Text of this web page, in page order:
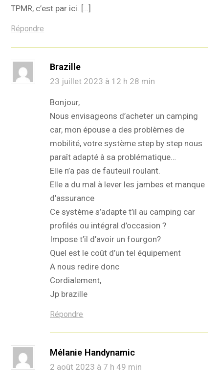
TPMR, c’est par ici. […]
Répondre
Brazille
23 juillet 2023 à 12 h 28 min
Bonjour,
Nous envisageons d’acheter un camping
car, mon épouse a des problèmes de
mobilité, votre système step by step nous
paraît adapté à sa problématique…
Elle n’a pas de fauteuil roulant.
Elle a du mal à lever les jambes et manque
d’assurance
Ce système s’adapte t’il au camping car
profilés ou intégral d’occasion ?
Impose t’il d’avoir un fourgon?
Quel est le coût d’un tel équipement
A nous redire donc
Cordialement,
Jp brazille
Répondre
Mélanie Handynamic
2 août 2023 à 7 h 49 min